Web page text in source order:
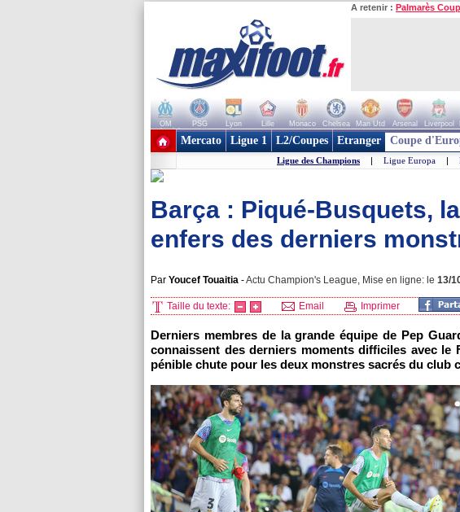
A retenir : Palmarès
OM PSG Lyon Lille Monaco Chelsea Man Utd Arsenal Liverpool
+ de clubs
Mercato Ligue 1 L2/Coupes Etranger Coupe
Ligue des Champions | Ligue Europa |
Barça : Piqué-Busquets,
enfers des derniers
Par Youcef Touaitia -Actu Champion's League, Mise en ligne: le 13/
Taille du texte: Email Imprimer
Derniers membres de la grande équipe de Pep
connaissent des derniers moments difficiles avec le
pénible chute pour les deux monstres sacrés du club